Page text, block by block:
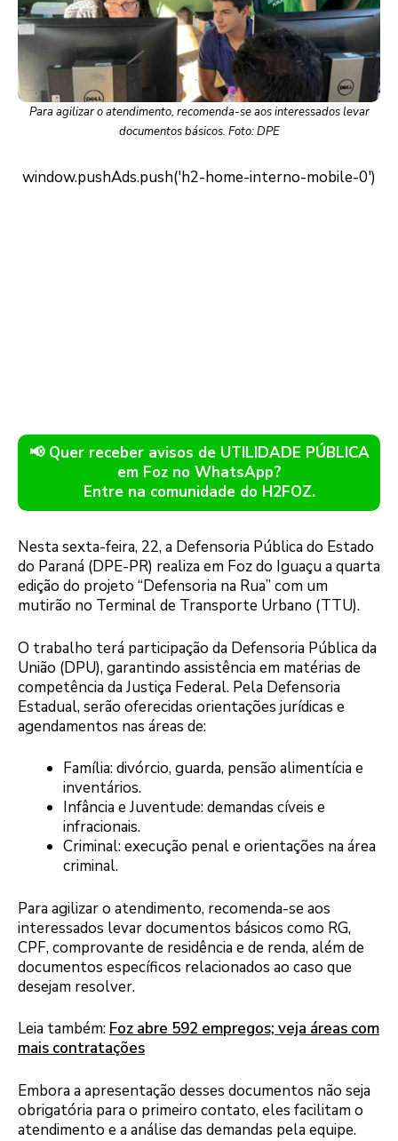
Para agilizar o atendimento, recomenda-se aos interessados levar
documentos básicos. Foto: DPE
📢 Quer receber avisos de UTILIDADE PÚBLICA
em Foz no WhatsApp?
Entre na comunidade do H2FOZ.
Nesta sexta-feira, 22, a Defensoria Pública do Estado
do Paraná (DPE-PR) realiza em Foz do Iguaçu a quarta
edição do projeto “Defensoria na Rua” com um
mutirão no Terminal de Transporte Urbano (TTU).
O trabalho terá participação da Defensoria Pública da
União (DPU), garantindo assistência em matérias de
competência da Justiça Federal. Pela Defensoria
Estadual, serão oferecidas orientações jurídicas e
agendamentos nas áreas de:
Família: divórcio, guarda, pensão alimentícia e
inventários.
Infância e Juventude: demandas cíveis e
infracionais.
Criminal: execução penal e orientações na área
criminal.
Para agilizar o atendimento, recomenda-se aos
interessados levar documentos básicos como RG,
CPF, comprovante de residência e de renda, além de
documentos específicos relacionados ao caso que
desejam resolver.
Leia também: Foz abre 592 empregos; veja áreas com
mais contratações
Embora a apresentação desses documentos não seja
obrigatória para o primeiro contato, eles facilitam o
atendimento e a análise das demandas pela equipe.